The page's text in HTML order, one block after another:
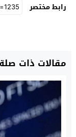
رابط مختصر
مقالات ذات صلة